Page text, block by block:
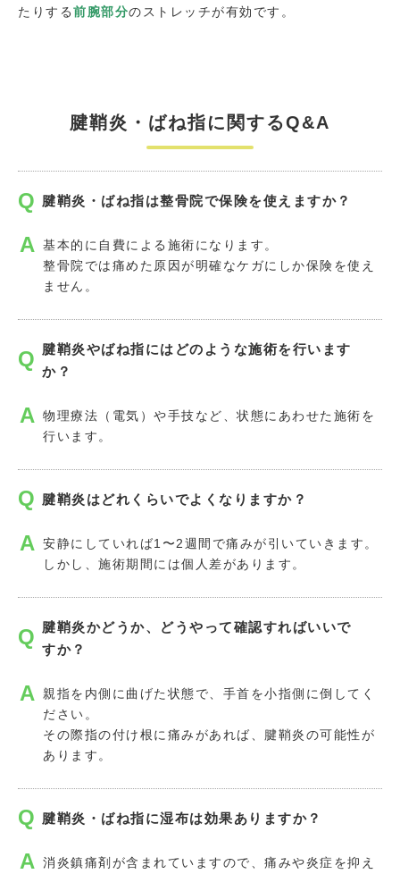
たりする前腕部分のストレッチが有効です。
腱鞘炎・ばね指に関するQ&A
腱鞘炎・ばね指は整骨院で保険を使えますか？
基本的に自費による施術になります。
整骨院では痛めた原因が明確なケガにしか保険を使え
ません。
腱鞘炎やばね指にはどのような施術を行います
か？
物理療法（電気）や手技など、状態にあわせた施術を
行います。
腱鞘炎はどれくらいでよくなりますか？
安静にしていれば1〜2週間で痛みが引いていきます。
しかし、施術期間には個人差があります。
腱鞘炎かどうか、どうやって確認すればいいで
すか？
親指を内側に曲げた状態で、手首を小指側に倒してく
ださい。
その際指の付け根に痛みがあれば、腱鞘炎の可能性が
あります。
腱鞘炎・ばね指に湿布は効果ありますか？
消炎鎮痛剤が含まれていますので、痛みや炎症を抑え